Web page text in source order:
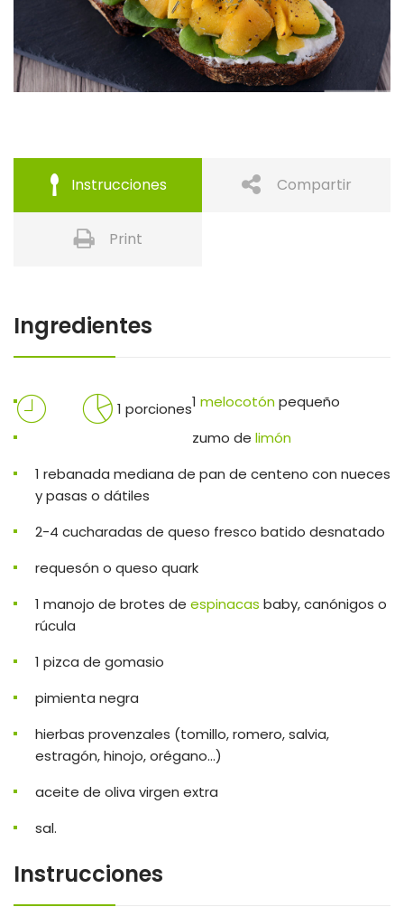
Instrucciones Compartir
Print
Ingredientes
1 porciones1 melocotónpequeño
zumo de limón
1 rebanada mediana de pan de centeno con nueces
y pasas o dátiles
2-4 cucharadas de queso fresco batido desnatado
requesón o queso quark
1 manojo de brotes de espinacas baby, canónigos o
rúcula
1 pizca de gomasio
pimienta negra
hierbas provenzales (tomillo, romero, salvia,
estragón, hinojo, orégano...)
aceite de oliva virgen extra
sal.
Instrucciones